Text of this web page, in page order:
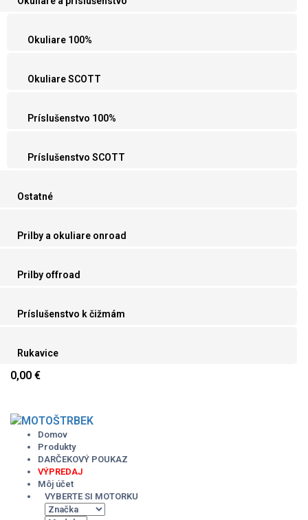
Okuliare 100%
Okuliare SCOTT
Príslušenstvo 100%
Príslušenstvo SCOTT
Ostatné
Prilby a okuliare onroad
Prilby offroad
Príslušenstvo k čižmám
Rukavice
0,00 €
contentDomov
Produkty
DARČEKOVÝ POUKAZ
VÝPREDAJ
Môj účet
VYBERTE SI MOTORKU